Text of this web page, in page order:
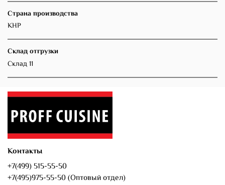
Страна производства
КНР
Склад отгрузки
Склад 11
Контакты
+7(499) 515-55-50
+7(495)975-55-50 (Оптовый отдел)